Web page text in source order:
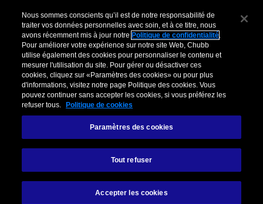
Contactez-nous pour
déclarer un sinistre
Nous sommes conscients qu’il est de notre responsabilité de
traiter vos données personnelles avec soin, et à ce titre, nous
avons récemment mis à jour notre Politique de confidentialité.
Pour améliorer votre expérience sur notre site Web, Chubb
utilise également des cookies pour personnaliser le contenu et
mesurer l'utilisation du site. Pour gérer ou désactiver ces
cookies, cliquez sur «Paramètres des cookies» ou pour plus
d'informations, visitez notre page Politique des cookies. Vous
pouvez continuer sans accepter les cookies, si vous préférez les
refuser tous.
Politique de cookies
Paramètres des cookies
Tout refuser
Accepter les cookies